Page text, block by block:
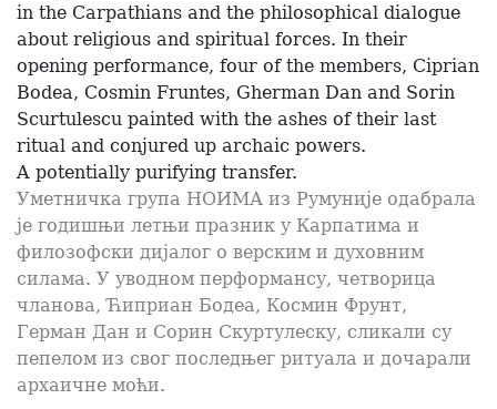
in the Carpathians and the philosophical dialogue
about religious and spiritual forces. In their
opening performance, four of the members, Ciprian
Bodea, Cosmin Fruntes, Gherman Dan and Sorin
Scurtulescu painted with the ashes of their last
ritual and conjured up archaic powers.
A potentially purifying transfer.
Уметничка група НОИМА из Румуније одабрала
је годишњи летњи празник у Карпатима и
филозофски дијалог о верским и духовним
силама. У уводном перформансу, четворица
чланова, Ћиприан Бодеа, Космин Фрунт,
Герман Дан и Сорин Скуртулеску, сликали су
пепелом из свог последњег ритуала и дочарали
архаичне моћи.